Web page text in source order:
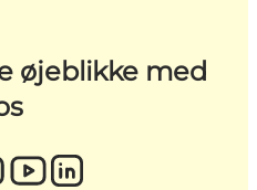
øjeblikke med